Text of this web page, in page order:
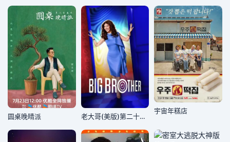
圆桌晚晴派 老大哥(美版)第二十八季
宇宙年糕店